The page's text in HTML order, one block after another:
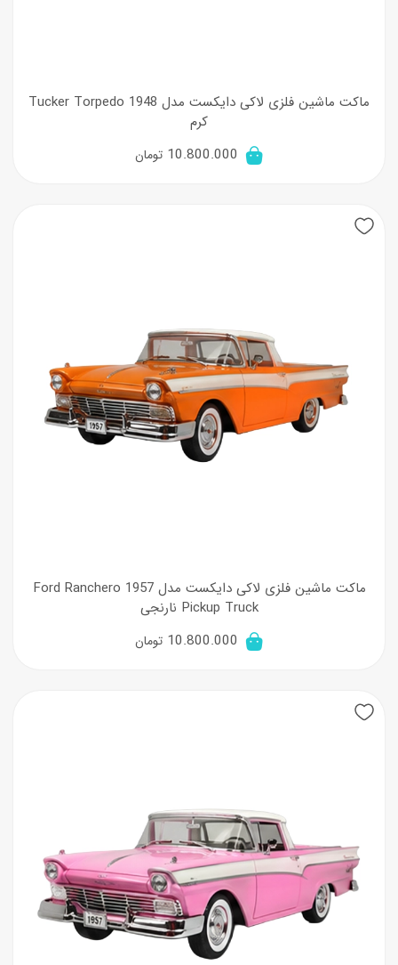
ماکت ماشین فلزی لاکی دایکست مدل 1948 Tucker Torpedo
کرم
10.800.000 تومان
ماکت ماشین فلزی لاکی دایکست مدل 1957 Ford Ranchero
Pickup Truck نارنجی
10.800.000 تومان